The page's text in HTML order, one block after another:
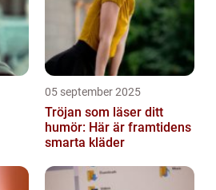
05 september 2025
Tröjan som läser ditt
humör: Här är framtidens
smarta kläder